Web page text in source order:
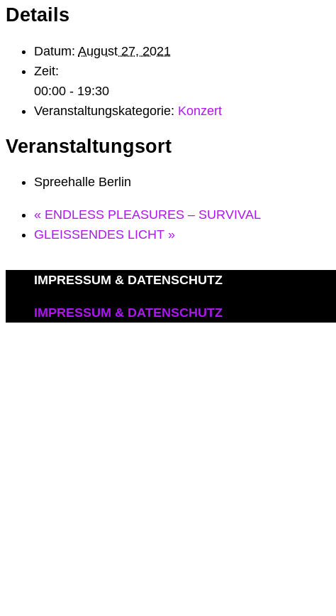
Details
Datum: August 27, 2021
Zeit:
00:00 - 19:30
Veranstaltungskategorie: Konzert
Veranstaltungsort
Spreehalle Berlin
« ENDLESS PLEASURES – SURVIVAL
GLEISSENDES LICHT »
IMPRESSUM & DATENSCHUTZ
IMPRESSUM & DATENSCHUTZ